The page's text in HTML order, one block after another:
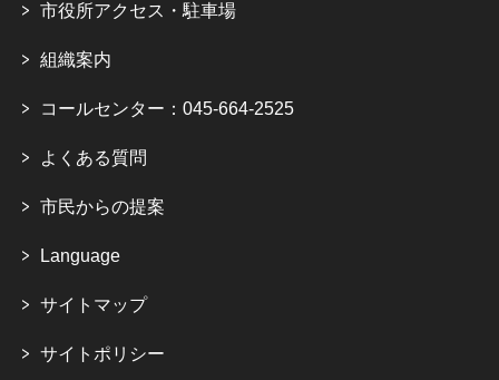
市役所アクセス・駐車場
組織案内
コールセンター：045-664-2525
よくある質問
市民からの提案
Language
サイトマップ
サイトポリシー